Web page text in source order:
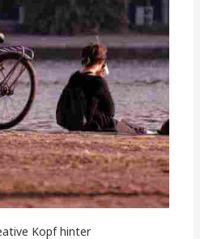
Kopf hinter